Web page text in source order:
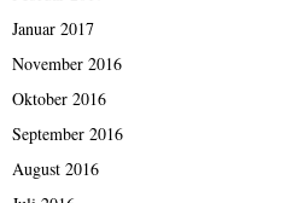
Januar 2017
November 2016
Oktober 2016
September 2016
August 2016